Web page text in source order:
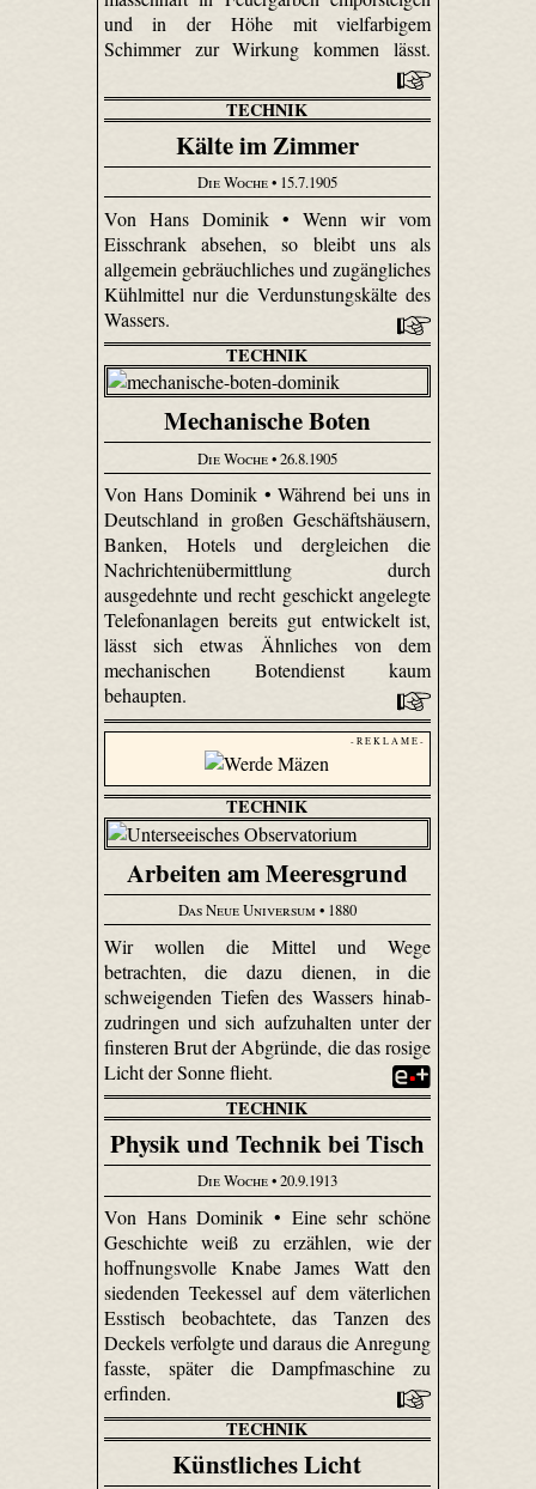
und in der Höhe mit vielfarbigem
Schimmer zur Wirkung kommen lässt.
TECHNIK
Kälte im Zimmer
Die Woche• 15.7.1905
Von Hans Dominik • Wenn wir vom
Eisschrank absehen, so bleibt uns als
allgemein gebräuchliches und zugängliches
Kühlmittel nur die Verdunstungskälte des
Wassers.
TECHNIK
Mechanische Boten
Die Woche• 26.8.1905
Von Hans Dominik • Während bei uns in
Deutschland in großen Geschäftshäusern,
Banken, Hotels und dergleichen die
Nachrichtenübermittlung durch
ausgedehnte und recht geschickt angelegte
Telefonanlagen bereits gut entwickelt ist,
lässt sich etwas Ähnliches von dem
mechanischen Botendienst kaum
behaupten.
- R E K L A M E -
TECHNIK
Arbeiten am Meeresgrund
Das Neue Universum • 1880
Wir wollen die Mittel und Wege
betrachten, die dazu dienen, in die
schweigenden Tiefen des Wassers hinab­
zudringen und sich aufzuhalten unter der
finsteren Brut der Abgründe, die das rosige
Licht der Sonne flieht.
TECHNIK
Physik und Technik bei Tisch
Die Woche• 20.9.1913
Von Hans Dominik • Eine sehr schöne
Geschichte weiß zu erzählen, wie der
hoffnungsvolle Knabe James Watt den
siedenden Teekessel auf dem väterlichen
Esstisch beobachtete, das Tanzen des
Deckels verfolgte und daraus die Anregung
fasste, später die Dampfmaschine zu
erfinden.
TECHNIK
Künstliches Licht